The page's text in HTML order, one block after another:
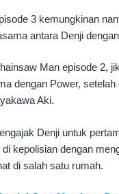
3 kemungkinan
antara Denji
Man episode 2,
dengan Power,
Aki.
Denji untuk
kepolisian dengan
di salah satu rumah.